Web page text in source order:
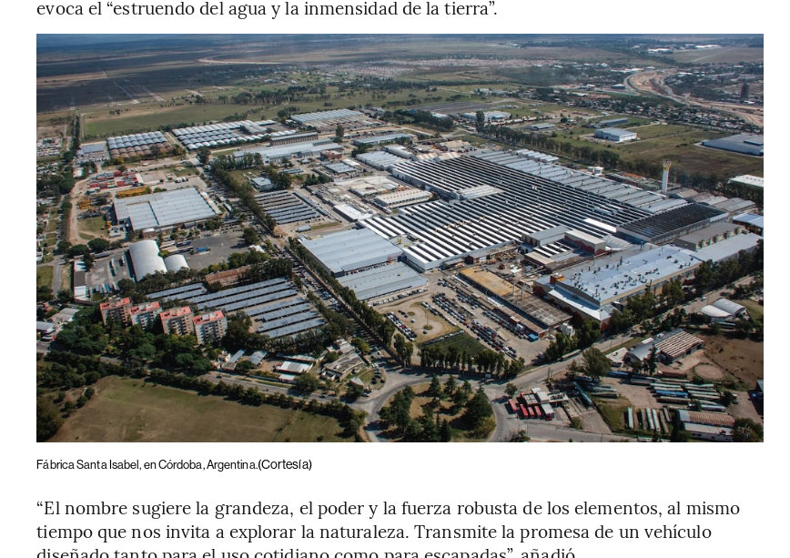
evoca el “estruendo del agua y la inmensidad de la tierra”.
Fábrica Santa Isabel, en Córdoba, Argentina.(Cortesía)
“El nombre sugiere la grandeza, el poder y la fuerza robusta de los elementos, al mismo
tiempo que nos invita a explorar la naturaleza. Transmite la promesa de un vehículo